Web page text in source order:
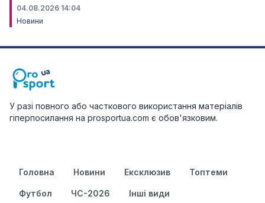
04.08.2026 14:04
Новини
У разі повного або часткового використання матеріалів
гіперпосилання на prosportua.com є обов'язковим.
Головна Новини Ексклюзив Топтеми
Футбол ЧС-2026 Інші види